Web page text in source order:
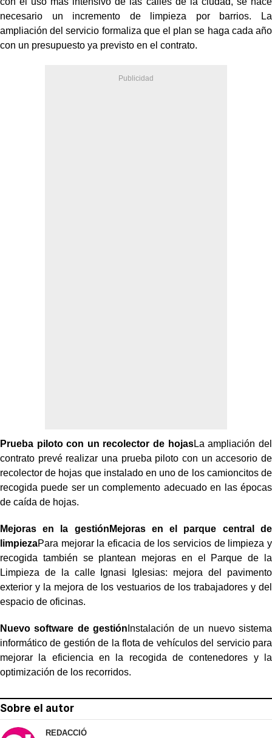
necesario un incremento de limpieza por barrios. La
ampliación del servicio formaliza que el plan se haga cada año
con un presupuesto ya previsto en el contrato.
Prueba piloto con un recolector de hojasLa ampliación del
contrato prevé realizar una prueba piloto con un accesorio de
recolector de hojas que instalado en uno de los camioncitos de
recogida puede ser un complemento adecuado en las épocas
de caída de hojas.
Mejoras en la gestiónMejoras en el parque central de
limpiezaPara mejorar la eficacia de los servicios de limpieza y
recogida también se plantean mejoras en el Parque de la
Limpieza de la calle Ignasi Iglesias: mejora del pavimento
exterior y la mejora de los vestuarios de los trabajadores y del
espacio de oficinas.
Nuevo software de gestión Instalación de un nuevo sistema
informático de gestión de la flota de vehículos del servicio para
mejorar la eficiencia en la recogida de contenedores y la
optimización de los recorridos.
Sobre el autor
REDACCIÓ